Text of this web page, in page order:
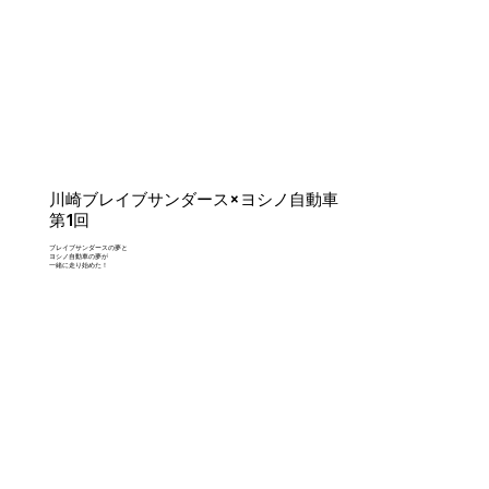
川崎ブレイブサンダース×ヨシノ自動車
第1回
ブレイブサンダースの夢と
ヨシノ自動車の夢が
一緒に走り始めた！